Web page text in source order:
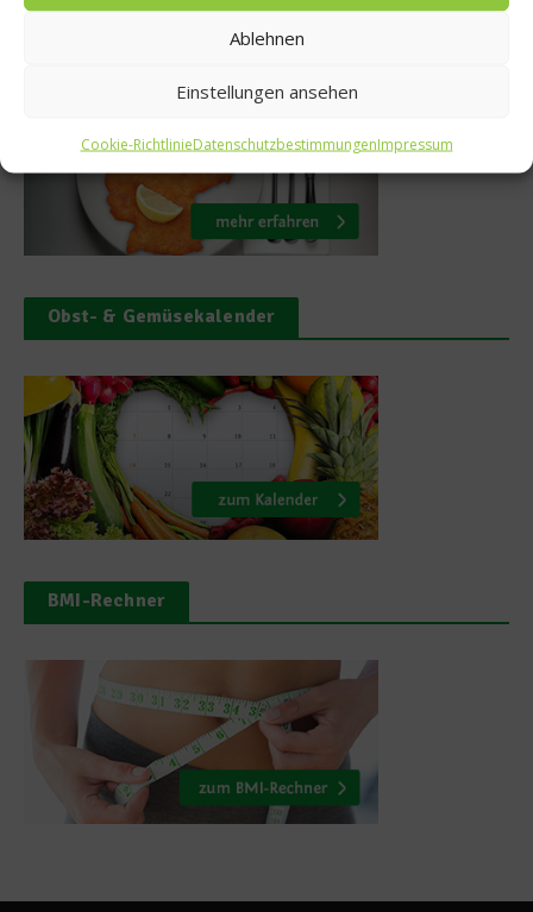
Ablehnen
Einstellungen ansehen
Cookie-RichtlinieDatenschutzbestimmungenImpressum
Was isst Deutschland
Obst- & Gemüsekalender
BMI-Rechner